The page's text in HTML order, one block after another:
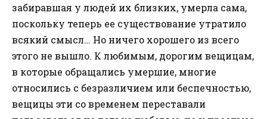
забиравшая у людей их близких, умерла сама,
поскольку теперь ее существование утратило
всякий смысл… Но ничего хорошего из всего
этого не вышло. К любимым, дорогим вещицам,
в которые обращались умершие, многие
относились с безразличием или беспечностью,
вещицы эти со временем переставали